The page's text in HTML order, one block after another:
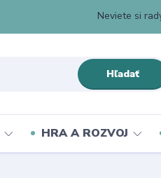
Hľadať
Neviete si
HRA A ROZVOJ